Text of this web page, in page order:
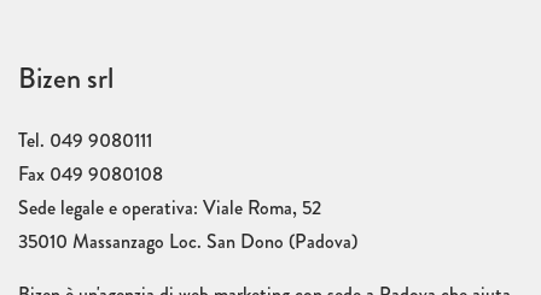
Bizen srl
Tel. 049 9080111
Fax 049 9080108
Sede legale e operativa: Viale Roma, 52
35010 Massanzago Loc. San Dono (Padova)